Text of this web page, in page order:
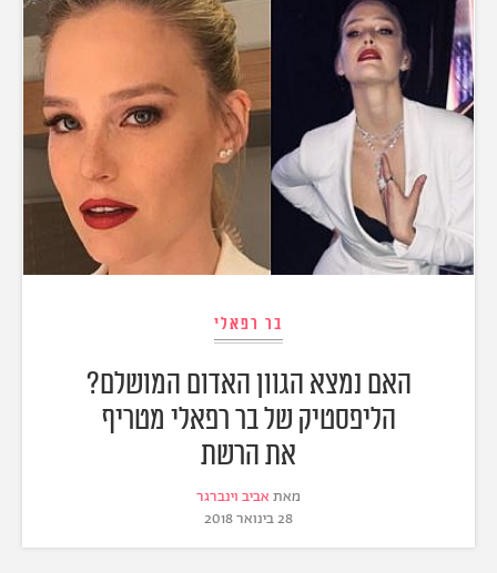
בר רפאלי
האם נמצא הגוון האדום המושלם?
הליפסטיק של בר רפאלי מטריף
את הרשת
מאת אביב וינברגר
28 בינואר 2018